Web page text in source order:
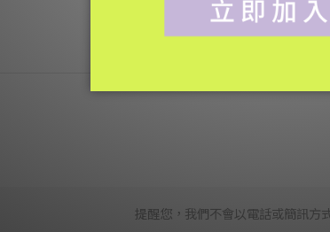
提醒您，我們不會以電話或簡訊方